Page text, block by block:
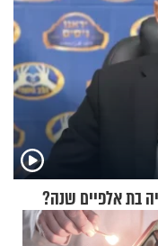
בת אלפיים שנה?